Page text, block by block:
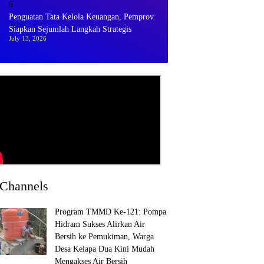
6
Penguatan Tata Kelola Keuangan, Pemprov
Siapkan Sejumlah Langkah Strategis
July 13, 2026
Program TMMD Ke-121: Pompa
Hidram Sukses Alirkan Air
Bersih ke Pemukiman, Warga
Desa Kelapa Dua Kini Mudah
Mengakses Air Bersih